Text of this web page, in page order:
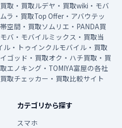
取・買取ルデヤ・買取wiki・モバ
ラ・買取Top Offer・アバウテッ
空間・買取ソムリエ・PANDA買
バ・モバイルミックス・買取当
ル・トゥインクルモバイル・買取
ゴッド・買取オク・ハチ買取・買
エノキング・TOMIYA富屋の各社
取チェッカー・買取比較サイト
カテゴリから探す
スマホ